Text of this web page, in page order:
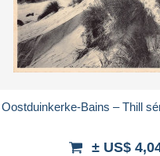
Oostduinkerke-Bains – Thill
± US$